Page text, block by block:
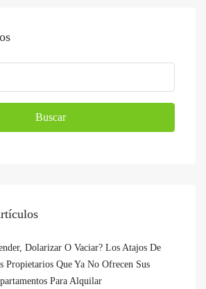
Buscar
Dolarizar O Vaciar? Los Atajos De
Propietarios Que Ya No Ofrecen Sus
Para Alquilar